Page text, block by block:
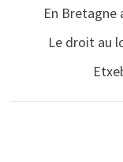
En Bretagne
Le droit au